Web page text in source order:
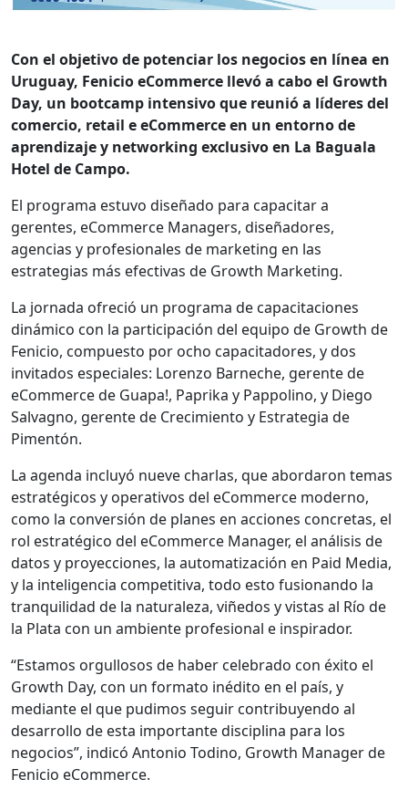
Con el objetivo de potenciar los negocios en línea en
Uruguay, Fenicio eCommerce llevó a cabo el Growth
Day, un bootcamp intensivo que reunió a líderes del
comercio, retail e eCommerce en un entorno de
aprendizaje y networking exclusivo en La Baguala
Hotel de Campo.
El programa estuvo diseñado para capacitar a
gerentes, eCommerce Managers, diseñadores,
agencias y profesionales de marketing en las
estrategias más efectivas de Growth Marketing.
La jornada ofreció un programa de capacitaciones
dinámico con la participación del equipo de Growth de
Fenicio, compuesto por ocho capacitadores, y dos
invitados especiales: Lorenzo Barneche, gerente de
eCommerce de Guapa!, Paprika y Pappolino, y Diego
Salvagno, gerente de Crecimiento y Estrategia de
Pimentón.
La agenda incluyó nueve charlas, que abordaron temas
estratégicos y operativos del eCommerce moderno,
como la conversión de planes en acciones concretas, el
rol estratégico del eCommerce Manager, el análisis de
datos y proyecciones, la automatización en Paid Media,
y la inteligencia competitiva, todo esto fusionando la
tranquilidad de la naturaleza, viñedos y vistas al Río de
la Plata con un ambiente profesional e inspirador.
“Estamos orgullosos de haber celebrado con éxito el
Growth Day, con un formato inédito en el país, y
mediante el que pudimos seguir contribuyendo al
desarrollo de esta importante disciplina para los
negocios”, indicó Antonio Todino, Growth Manager de
Fenicio eCommerce.